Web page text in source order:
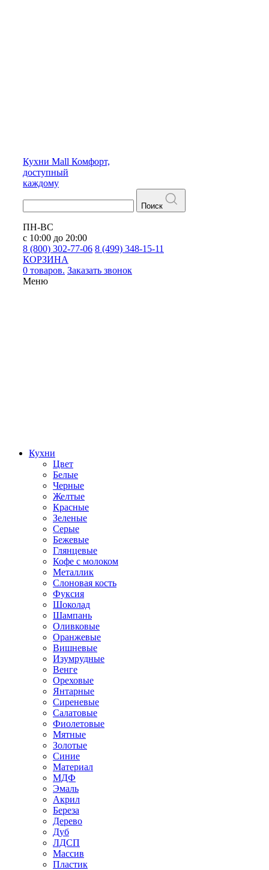
Кухни Mall Комфорт,
доступный
каждому
Поиск
ПН-ВС
с 10:00 до 20:00
8 (800) 302-77-06 8 (499) 348-15-11
КОРЗИНА
0 товаров. Заказать звонок
Меню
Кухни
Цвет
Белые
Черные
Желтые
Красные
Зеленые
Серые
Бежевые
Глянцевые
Кофе с молоком
Металлик
Слоновая кость
Фуксия
Шоколад
Шампань
Оливковые
Оранжевые
Вишневые
Изумрудные
Венге
Ореховые
Янтарные
Сиреневые
Салатовые
Фиолетовые
Мятные
Золотые
Синие
Материал
МДФ
Эмаль
Акрил
Береза
Дерево
Дуб
ЛДСП
Массив
Пластик